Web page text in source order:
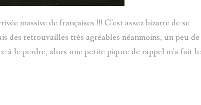
massive de françaises !!! C’est assez bizarre de se
des retrouvailles très agréables néanmoins, un peu de
à le perdre, alors une petite piqure de rappel m’a fait le